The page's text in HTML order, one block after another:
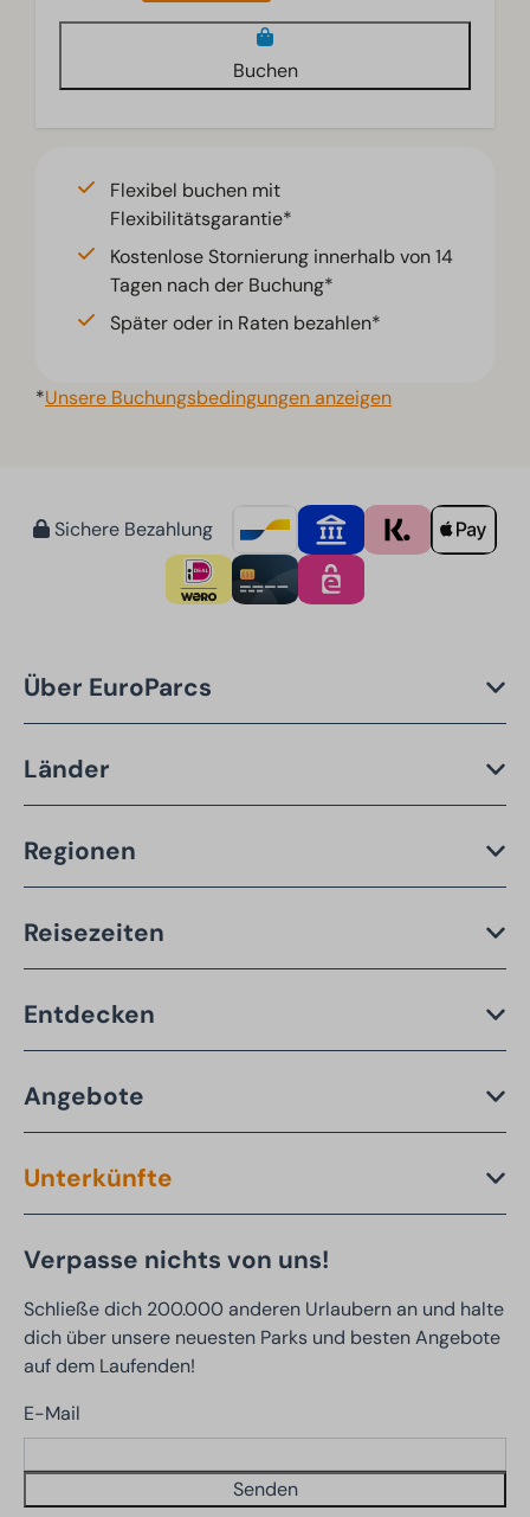
Buchen
Flexibel buchen mit
Flexibilitätsgarantie*
Kostenlose Stornierung innerhalb von 14
Tagen nach der Buchung*
Später oder in Raten bezahlen*
*Unsere Buchungsbedingungen anzeigen
Sichere Bezahlung
Über EuroParcs
Länder
Regionen
Reisezeiten
Entdecken
Angebote
Unterkünfte
Verpasse nichts von uns!
Schließe dich 200.000 anderen Urlaubern an und halte
dich über unsere neuesten Parks und besten Angebote
auf dem Laufenden!
E-Mail
Senden